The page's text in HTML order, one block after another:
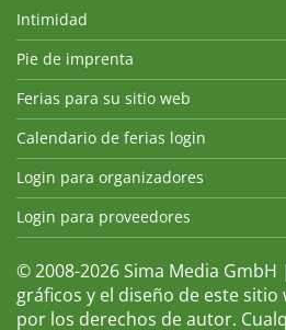
Intimidad
Pie de imprenta
Ferias para su sitio web
Calendario de ferias login
Login para organizadores
Login para proveedores
© 2008-2026 Sima Media
gráficos y el diseño de este
por los derechos de autor.